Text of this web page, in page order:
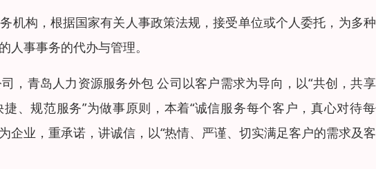
机构，根据国家有关人事政策法规，接受单位或个人委托，为多
事事务的代办与管理。
，青岛人力资源服务外包 公司以客户需求为导向，以“共创，共
、规范服务”为做事原则，本着“诚信服务每个客户，真心对待
企业，重承诺，讲诚信，以“热情、严谨、切实满足客户的需求及